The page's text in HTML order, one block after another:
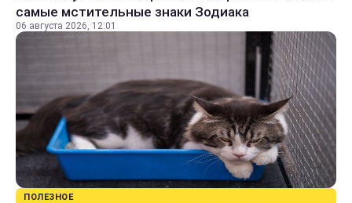
самые мстительные знаки Зодиака
06 августа 2026, 12:01
ПОЛЕЗНОЕ